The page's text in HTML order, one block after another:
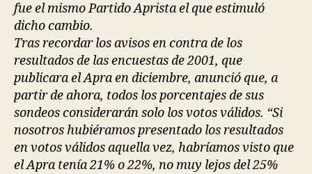
fue el mismo Partido Aprista el que estimuló
dicho cambio.
Tras recordar los avisos en contra de los
resultados de las encuestas de 2001, que
publicara el Apra en diciembre, anunció que, a
partir de ahora, todos los porcentajes de sus
sondeos considerarán solo los votos válidos. “Si
nosotros hubiéramos presentado los resultados
en votos válidos aquella vez, habríamos visto que
el Apra tenía 21% o 22%, no muy lejos del 25%